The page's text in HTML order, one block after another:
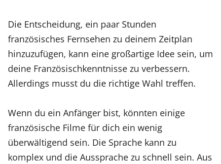
Die Entscheidung, ein paar Stunden
französisches Fernsehen zu deinem Zeitplan
hinzuzufügen, kann eine großartige Idee sein, um
deine Französischkenntnisse zu verbessern.
Allerdings musst du die richtige Wahl treffen.
Wenn du ein Anfänger bist, könnten einige
französische Filme für dich ein wenig
überwältigend sein. Die Sprache kann zu
komplex und die Aussprache zu schnell sein. Aus